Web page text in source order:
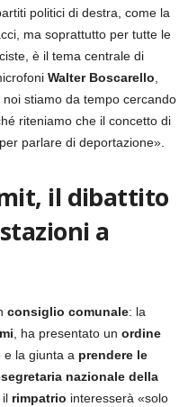
politici di destra, come la
ma soprattutto per tutte le
è il tema centrale di
Walter Boscarello,
stiamo da tempo cercando
riteniamo che il concetto di
parlare di deportazione».
il dibattito
a
consiglio comunale: la
, ha presentato un ordine
e la giunta a prendere le
nazionale della
il rimpatrio interesserà «solo